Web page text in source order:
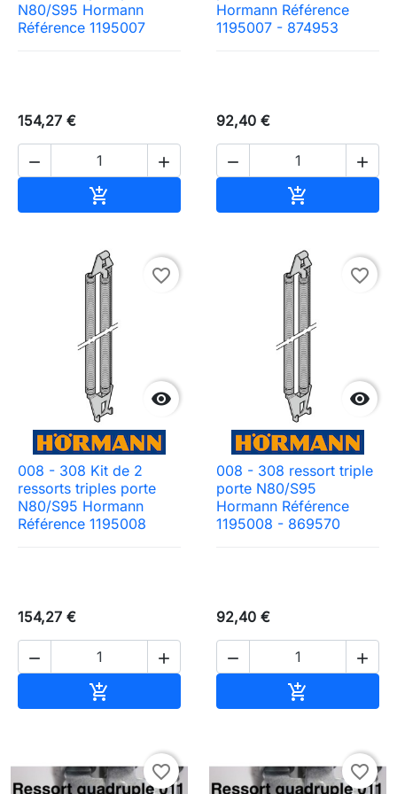
N80/S95 Hormann
Référence 1195007
154,27 €
 

Hormann Référence
1195007 - 874953
92,40 €
 


favorite_border
008 - 308 Kit de 2
ressorts triples porte
N80/S95 Hormann
Référence 1195008
154,27 €
 


favorite_border
008 - 308 ressort triple
porte N80/S95
Hormann Référence
1195008 - 869570
92,40 €
 

favorite_border favorite_border